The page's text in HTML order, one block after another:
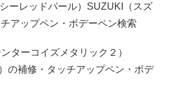
ーレッドパール）SUZUKI（スズ
アップペン・ボデーペン検索
ターコイズメタリック２）
の補修・タッチアップペン・ボデ